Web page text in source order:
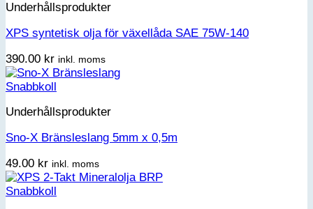
Underhållsprodukter
XPS syntetisk olja för växellåda SAE 75W-140
390.00 kr inkl. moms
Snabbkoll
Underhållsprodukter
Sno-X Bränsleslang 5mm x 0,5m
49.00 kr inkl. moms
Snabbkoll